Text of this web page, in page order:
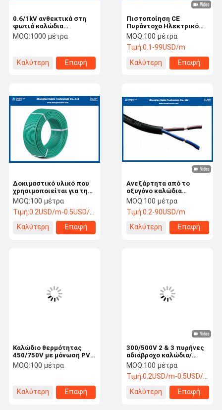
0.6/1kV ανθεκτικά στη
φωτιά καλώδια
ηλεκτρικής ενέργειας με
PVC μανδύα XLPE
(NYBY/N2XBY)
MOQ:1000 μέτρα
Καλύτερη
Επαφή
Πιστοποίηση CE
Πυράντοχο Ηλεκτρικό
Καλώδιο / Μονοπολικό
Εύκαμπτο Καλώδιο
Ανθεκτικό στη
Θερμότητα / Ονομαστική
τάση: 450/750V
MOQ:100 μέτρα
Τιμή:0.1-99USD/m
Καλύτερη
Επαφή
Δοκιμαστικό υλικό που
χρησιμοποιείται για την
κατασκευή ηλεκτρικών
καλωδίων
MOQ:100 μέτρα
Τιμή:0.2USD/m-0.5USD/m
Καλύτερη
Επαφή
Ανεξάρτητα από το
οξυγόνο καλώδια
πυρόσβεσης χαλκού/
καλώδια BVV για την
κατασκευή ηλεκτρικού
καλωδίου/ ονομαστική
τάση: 450/750 V
MOQ:100 μέτρα
Τιμή:0.2-90USD/m
Καλύτερη
Επαφή
Καλώδιο θερμότητας
450/750V με μόνωση PVC
για σπίτι ή κτίριο
MOQ:100 μέτρα
Καλύτερη
Επαφή
300/500V 2 & 3 πυρήνες
αδιάβροχο καλώδιο/
καλώδιο ανθεκτικό στη
φωτιά με αγωγό Cu με
μόνωση PVC/η τάση
δοκιμής: 2000V
MOQ:100 μέτρα
Τιμή:0.2USD/m-0.5USD/m
Καλύτερη
Επαφή